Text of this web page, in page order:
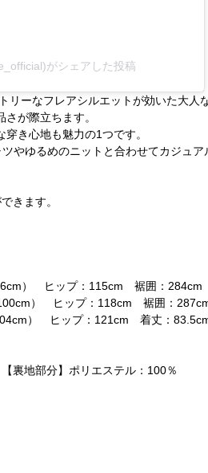
がシェアした投稿
ーなフレアシルエットが効いた大人
が際立ちます。
き心地も魅力の1つです。
やゆるめのニットと合わせてカジュア
きます。
） ヒップ：115cm 裾囲：
） ヒップ：118cm 裾囲：
） ヒップ：121cm 着丈：
地部分】ポリエステル：100％